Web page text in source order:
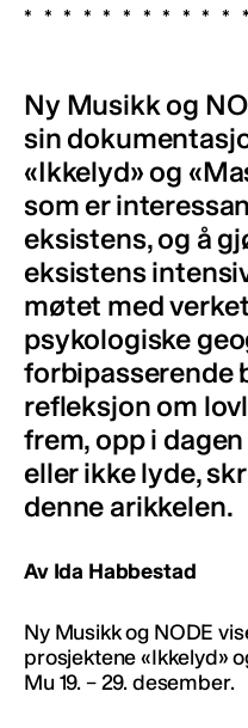
Ny Musikk og
sin
«Ikkelyd» og
som er
eksistens, og å
eksistens
møtet med
psykologiske
forbipasserende
refleksjon om
frem, opp i
eller ikke lyde,
denne arikkelen.
Av Ida Habbestad
Ny Musikk og NODE
prosjektene «Ikkelyd»
Mu 19. – 29. desember.